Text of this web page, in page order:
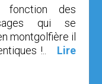
des
qui se
montgolfière il
!.. Lire